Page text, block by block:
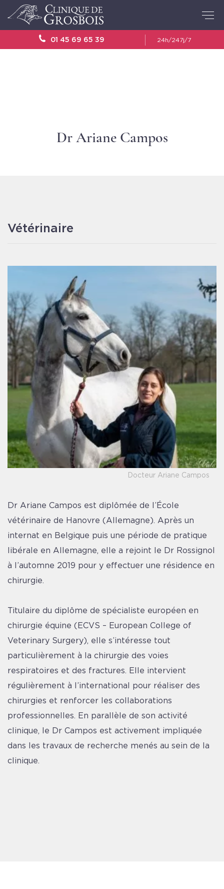
01 45 69 65 39 24h/247j/7
Dr Ariane Campos
Vétérinaire
Docteur Ariane Campos
Dr Ariane Campos est diplômée de l’École
vétérinaire de Hanovre (Allemagne). Après un
internat en Belgique puis une période de pratique
libérale en Allemagne, elle a rejoint le Dr Rossignol
à l’automne 2019 pour y effectuer une résidence en
chirurgie.
Titulaire du diplôme de spécialiste européen en
chirurgie équine (ECVS – European College of
Veterinary Surgery), elle s’intéresse tout
particulièrement à la chirurgie des voies
respiratoires et des fractures. Elle intervient
régulièrement à l’international pour réaliser des
chirurgies et renforcer les collaborations
professionnelles. En parallèle de son activité
clinique, le Dr Campos est activement impliquée
dans les travaux de recherche menés au sein de la
clinique.